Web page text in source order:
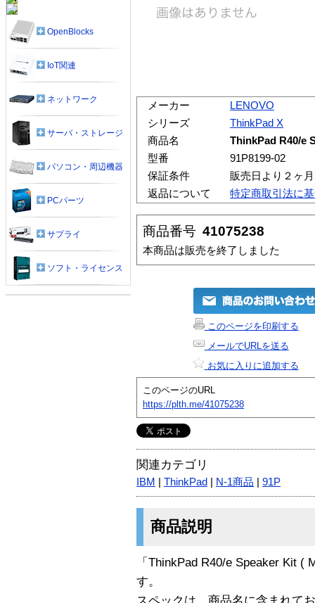
メーカー
LENOVO
シリーズ
ThinkPad X
商品名
ThinkPad R40/e
型番
91P8199-02
保証条件
販売日より２ヶ
返品について
特定商取引法に
商品番号 41075238
本商品は販売を終了しました
このページを印刷する
メールでURLを送る
お気に入りに追加する
このページのURL
https://plth.me/41075238
関連カテゴリ
IBM ThinkPad N-1商品 91P
商品説明
「ThinkPad R40/e Speaker Kit (
す。
OpenBlocks
IoT関連
ネットワーク
サーバ・ストレージ
パソコン・周辺機器
PCパーツ
サプライ
ソフト・ライセンス